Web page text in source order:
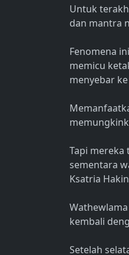
Untuk
dan mantra
Fenomena
memicu
menyebar
Tapi
sementara
Ksatria
kembali
Setelah